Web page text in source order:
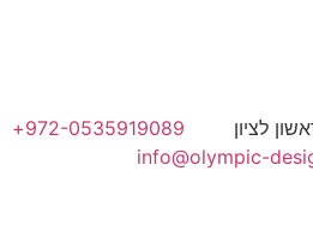
לציון
972-0535919089+
info@olympic-